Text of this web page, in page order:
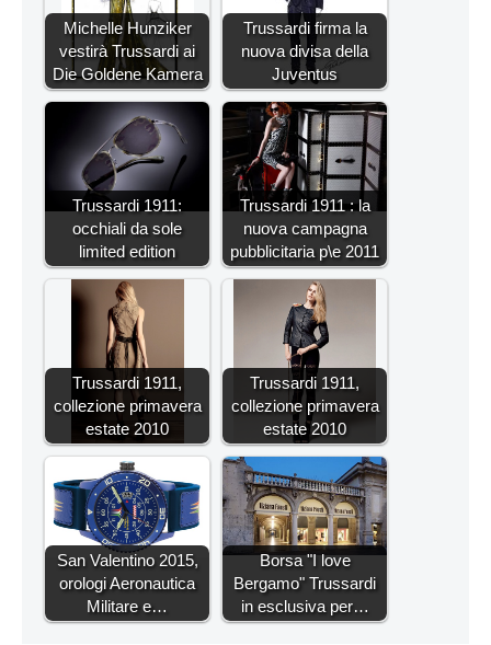
Michelle Hunziker
vestirà Trussardi ai
Die Goldene Kamera
Trussardi firma la
nuova divisa della
Juventus
Trussardi 1911:
occhiali da sole
limited edition
Trussardi 1911 : la
nuova campagna
pubblicitaria p\e 2011
Trussardi 1911,
collezione primavera
estate 2010
Trussardi 1911,
collezione primavera
estate 2010
San Valentino 2015,
orologi Aeronautica
Militare e…
Borsa "I love
Bergamo" Trussardi
in esclusiva per…